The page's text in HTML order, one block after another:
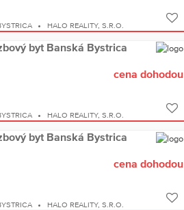
HALO REALITY, S.R.O.
byt Banská Bystrica
cena dohodou
HALO REALITY, S.R.O.
byt Banská Bystrica
cena dohodou
HALO REALITY, S.R.O.